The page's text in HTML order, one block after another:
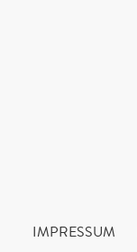
IMPRESSUM